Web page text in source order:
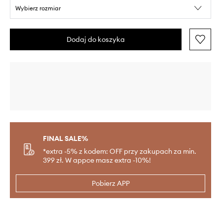
Wybierz rozmiar
Dodaj do koszyka
FINAL SALE%
*extra -5% z kodem: OFF przy zakupach za min.
399 zł. W appce masz extra -10%!
Pobierz APP